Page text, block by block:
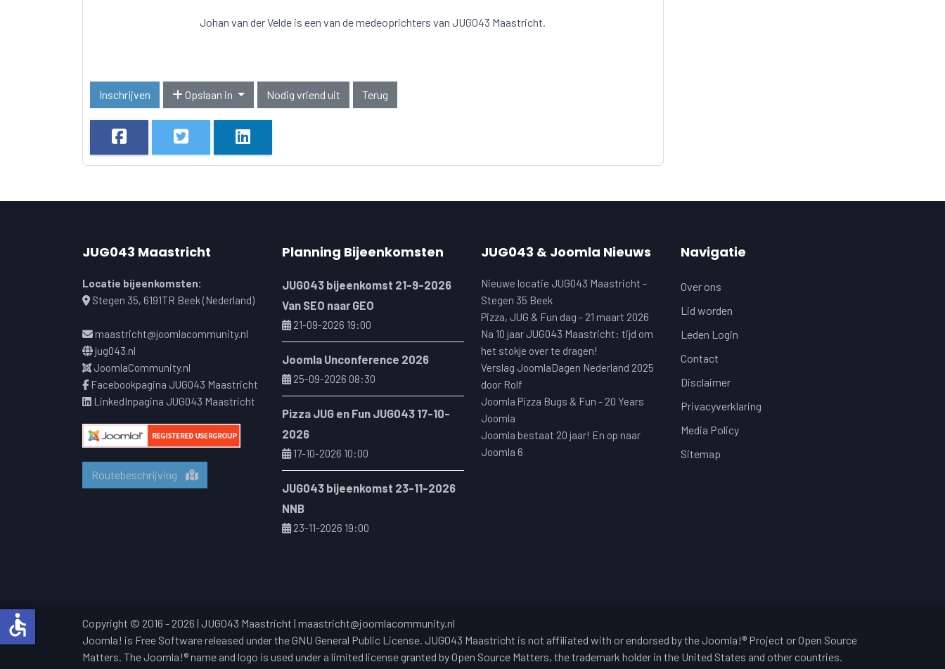
Johan van der Velde is een van de medeoprichters van JUG043 Maastricht.
Inschrijven Opslaan in Nodig vriend uit Terug
JUG043 Maastricht
Locatie bijeenkomsten:
Stegen 35, 6191TR Beek (Nederland)
maastricht@joomlacommunity.nl
jug043.nl
JoomlaCommunity.nl
Facebookpagina JUG043 Maastricht
LinkedInpagina JUG043 Maastricht
Routebeschrijving
Planning Bijeenkomsten
JUG043 bijeenkomst 21-9-2026
Van SEO naar GEO
21-09-2026 19:00
Joomla Unconference 2026
25-09-2026 08:30
Pizza JUG en Fun JUG043 17-10-
2026
17-10-2026 10:00
JUG043 bijeenkomst 23-11-2026
NNB
23-11-2026 19:00
JUG043 & Joomla Nieuws
Nieuwe locatie JUG043 Maastricht -
Stegen 35 Beek
Pizza, JUG & Fun dag - 21 maart 2026
Na 10 jaar JUG043 Maastricht: tijd om
het stokje over te dragen!
Verslag JoomlaDagen Nederland 2025
door Rolf
Joomla Pizza Bugs & Fun - 20 Years
Joomla
Joomla bestaat 20 jaar! En op naar
Joomla 6
Navigatie
Over ons
Lid worden
Leden Login
Contact
Disclaimer
Privacyverklaring
Media Policy
Sitemap
Copyright © 2016 - 2026 | JUG043 Maastricht | maastricht@joomlacommunity.nl
Joomla! is Free Software released under the GNU General Public License. JUG043 Maastricht is not affiliated with or endorsed by the Joomla!® Project or Open Source
Matters. The Joomla!® name and logo is used under a limited license granted by Open Source Matters, the trademark holder in the United States and other countries.
accessible